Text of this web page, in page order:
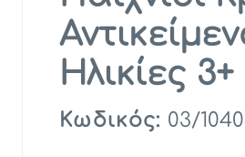
Ηλικίες
Κωδικός: 03/